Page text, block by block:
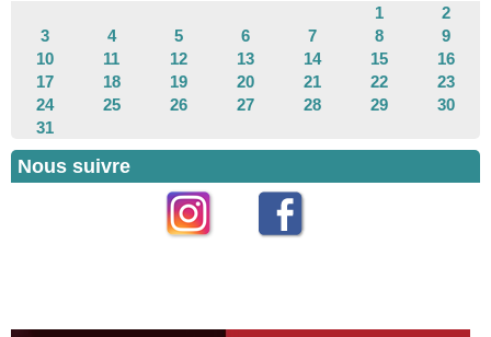
1
2
3
4 5 6 7 8
9
10
11 12 13 14 15
16
17
18 19 20 21 22
23
24
25 26 27 28 29
30
31
Nous suivre